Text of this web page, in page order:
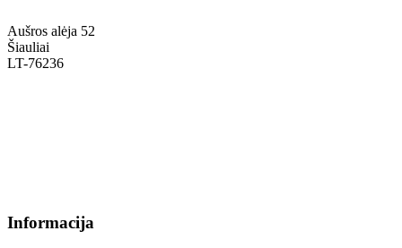
Aušros alėja 52
Šiauliai
LT-76236
Informacija